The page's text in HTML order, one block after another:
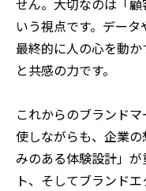
せん。大切なのは「
いう視点です。データ
最終的に人の心を動
と共感の力です。
これからのブランド
使しながらも、企業
みのある体験設計」
ト、そしてブランド